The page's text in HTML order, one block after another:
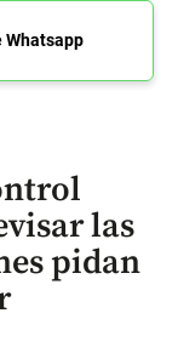
Whatsapp
las
pidan